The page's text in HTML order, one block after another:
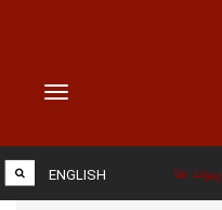
Toggle
پیوند ها ENGLISH